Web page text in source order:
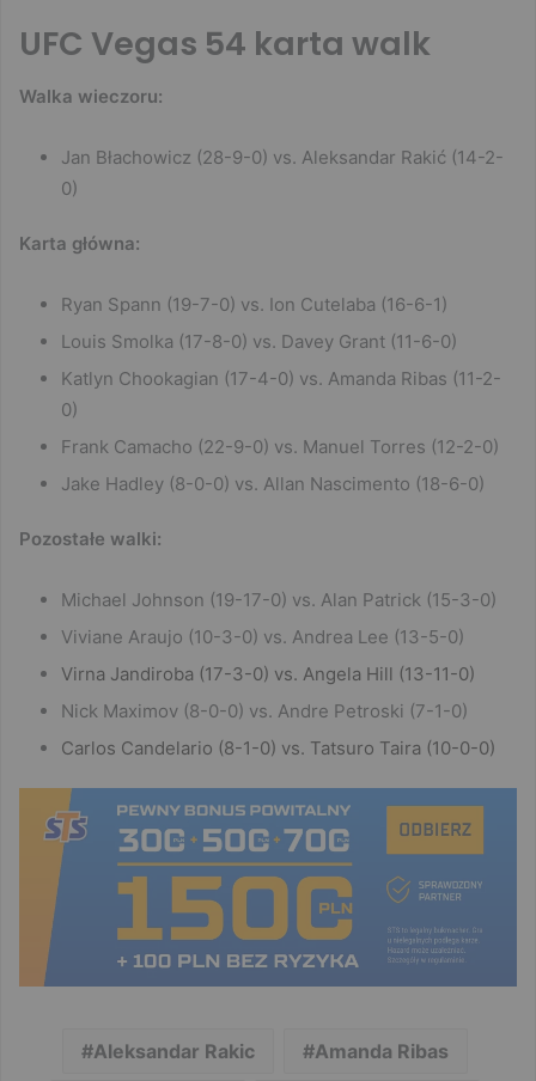
UFC Vegas 54 karta walk
Walka wieczoru:
Jan Błachowicz (28-9-0) vs. Aleksandar Rakić (14-2-
0)
Karta główna:
Ryan Spann (19-7-0) vs. Ion Cutelaba (16-6-1)
Louis Smolka (17-8-0) vs. Davey Grant (11-6-0)
Katlyn Chookagian (17-4-0) vs. Amanda Ribas (11-2-
0)
Frank Camacho (22-9-0) vs. Manuel Torres (12-2-0)
Jake Hadley (8-0-0) vs. Allan Nascimento (18-6-0)
Pozostałe walki:
Michael Johnson (19-17-0) vs. Alan Patrick (15-3-0)
Viviane Araujo (10-3-0) vs. Andrea Lee (13-5-0)
Virna Jandiroba (17-3-0) vs. Angela Hill (13-11-0)
Nick Maximov (8-0-0) vs. Andre Petroski (7-1-0)
Carlos Candelario (8-1-0) vs. Tatsuro Taira (10-0-0)
Aleksandar Rakic Amanda Ribas